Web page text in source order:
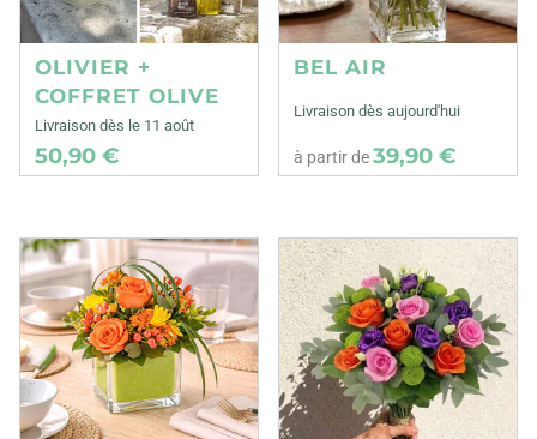
OLIVIER +
COFFRET OLIVE
Livraison dès le 11 août
50,90 €
BEL AIR
Livraison dès aujourd'hui
à partir de39,90 €